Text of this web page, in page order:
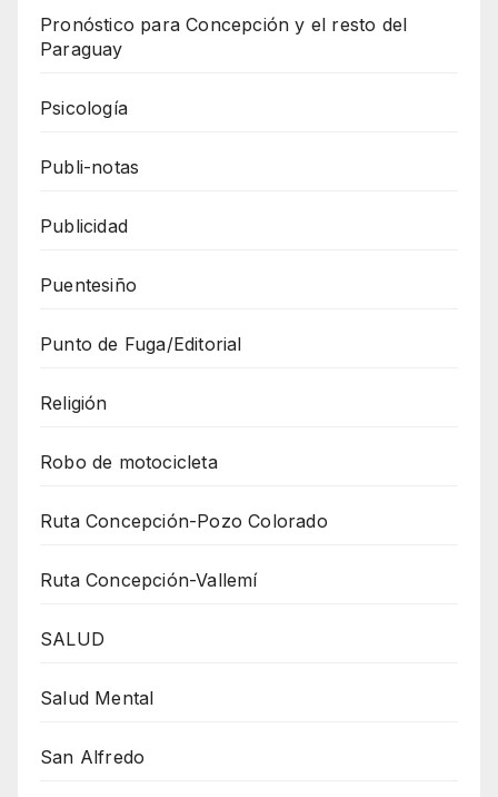
Pronóstico para Concepción y el resto del
Paraguay
Psicología
Publi-notas
Publicidad
Puentesiño
Punto de Fuga/Editorial
Religión
Robo de motocicleta
Ruta Concepción-Pozo Colorado
Ruta Concepción-Vallemí
SALUD
Salud Mental
San Alfredo